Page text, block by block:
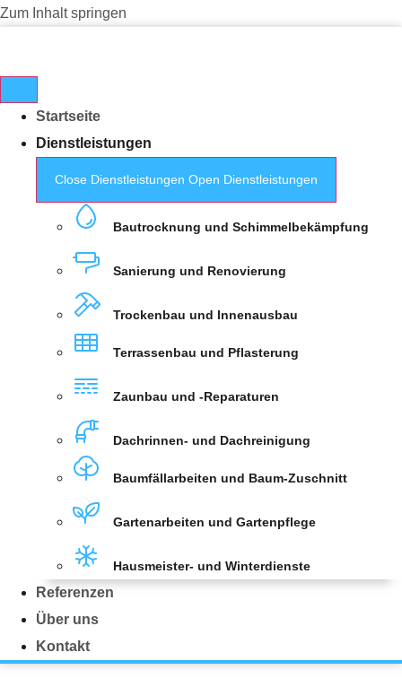
Zum Inhalt springen
Startseite
Dienstleistungen
Close Dienstleistungen Open Dienstleistungen
Bautrocknung und Schimmelbekämpfung
Sanierung und Renovierung
Trockenbau und Innenausbau
Terrassenbau und Pflasterung
Zaunbau und -Reparaturen
Dachrinnen- und Dachreinigung
Baumfällarbeiten und Baum-Zuschnitt
Gartenarbeiten und Gartenpflege
Hausmeister- und Winterdienste
Referenzen
Über uns
Kontakt